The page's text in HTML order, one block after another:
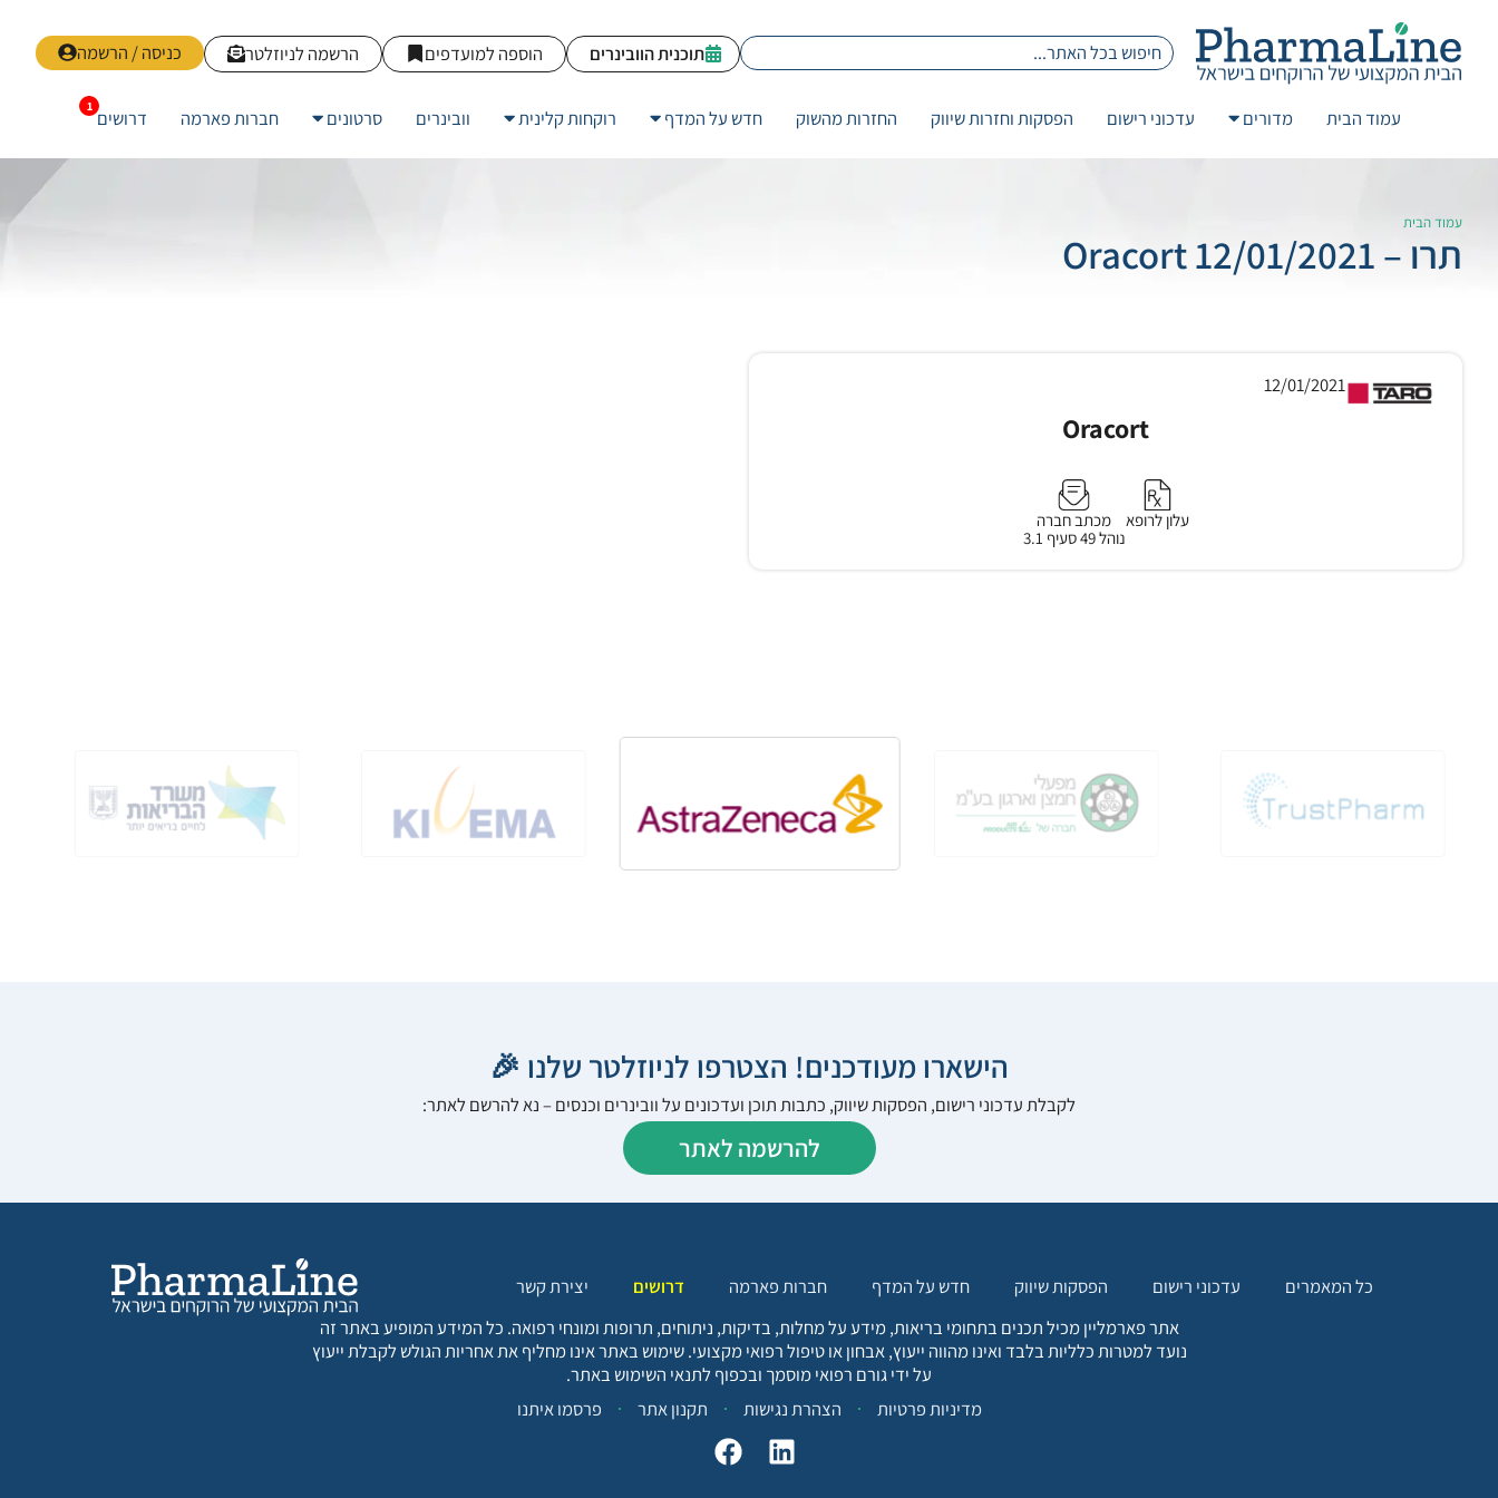
כניסה / הרשמה הרשמה לניוזלטר הוספה למועדפים תוכנית הוובינרים
עמוד הבית מדורים עדכוני רישום הפסקות וחזרות שיווק החזרות מהשוק חדש על המדף רוקחות קלינית וובינרים סרטונים חברות פארמה דרושים
עמוד הבית
תרו – 12/01/2021 Oracort
12/01/2021
Oracort
עלון לרופא
מכתב חברה
נוהל 49 סעיף 3.1
הישארו מעודכנים! הצטרפו לניוזלטר שלנו 🎉
לקבלת עדכוני רישום, הפסקות שיווק, כתבות תוכן ועדכונים על וובינרים וכנסים – נא להרשם לאתר:
להרשמה לאתר
כל המאמרים עדכוני רישום הפסקות שיווק חדש על המדף חברות פארמה דרושים
יצירת קשר
אתר פארמליין מכיל תכנים בתחומי בריאות, מידע על מחלות, בדיקות, ניתוחים, תרופות ומונחי רפואה. כל המידע המופיע באתר זה
נועד למטרות כלליות בלבד ואינו מהווה ייעוץ, אבחון או טיפול רפואי מקצועי. שימוש באתר אינו מחליף את אחריות הגולש לקבלת ייעוץ
על ידי גורם רפואי מוסמך ובכפוף לתנאי השימוש באתר.
מדיניות פרטיות
הצהרת נגישות תקנון אתר פרסמו איתנו